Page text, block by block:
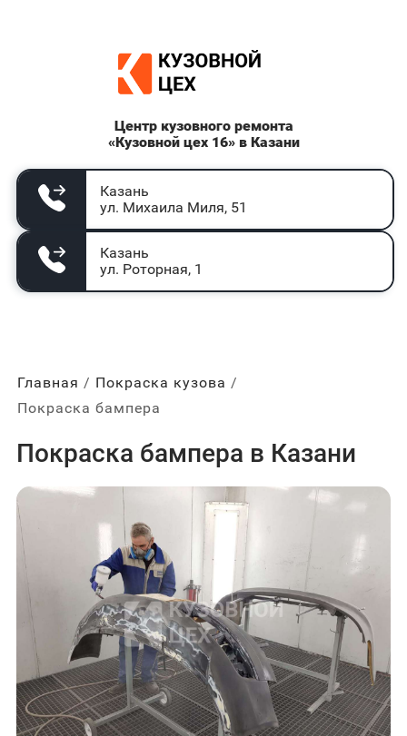
Центр кузовного ремонта
«Кузовной цех 16» в Казани
Казань
ул. Михаила Миля, 51
Казань
ул. Роторная, 1
Главная
Покраска кузова
Покраска бампера
Покраска бампера в Казани